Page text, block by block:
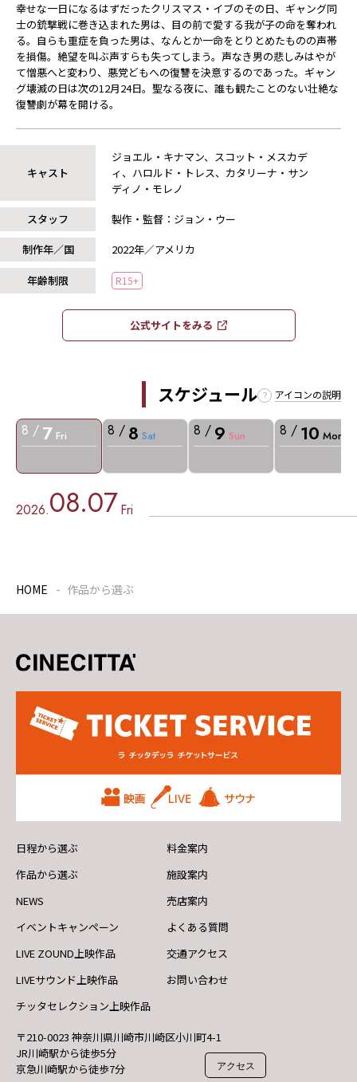
幸せな一日になるはずだったクリスマス・イブのその日、ギャング同
士の銃撃戦に巻き込まれた男は、目の前で愛する我が子の命を奪われ
る。自らも重症を負った男は、なんとか一命をとりとめたものの声帯
を損傷。絶望を叫ぶ声すらも失ってしまう。声なき男の悲しみはやが
て憎悪へと変わり、悪党どもへの復讐を決意するのであった。ギャン
グ壊滅の日は次の12月24日。聖なる夜に、誰も観たことのない壮絶な
復讐劇が幕を開ける。
キャスト
ジョエル・キナマン、スコット・メスカデ
ィ、ハロルド・トレス、カタリーナ・サン
ディノ・モレノ
スタッフ
製作・監督：ジョン・ウー
制作年／国
2022年／アメリカ
年齢制限 R15+
公式サイトをみる​​
スケジュール アイコンの説明
8 / 7 Fri 8 / 8 Sat 8 / 9 Sun 8 / 10 Mon
2026.08.07Fri
HOME 作品から選ぶ
〒210-0023 神奈川県川崎市川崎区小川町4-1
JR川崎駅から徒歩5分
京急川崎駅から徒歩7分
アクセス
日程から選ぶ
作品から選ぶ
NEWS
イベントキャンペーン
LIVE ZOUND上映作品
LIVEサウンド上映作品
チッタセレクション上映作品
料金案内
施設案内
売店案内
よくある質問
交通アクセス
お問い合わせ